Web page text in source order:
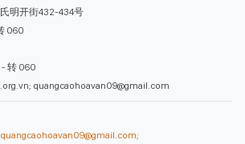
明开街432-434号
060
转 060
quangcaohoavan09@gmail.com
quangcaohoavan09@gmail.com;